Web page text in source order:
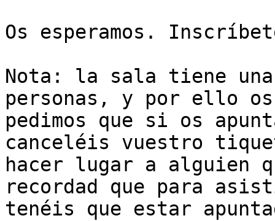
Os esperamos.
Nota: la sala tiene
personas, y por ello os
pedimos que si os
canceléis vuestro
hacer lugar a alguien
recordad que para
tenéis que estar